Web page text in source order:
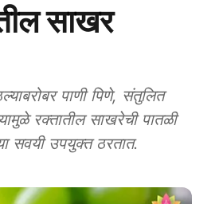
साखर
पाणी पिणे, संतुलित
रक्तातील साखरेची पातळी
सवयी उपयुक्त ठरतात.